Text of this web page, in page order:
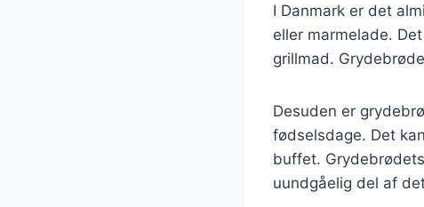
I Danmark er det
eller marmelade.
grillmad.
Desuden er
fødselsdage. Det
buffet.
uundgåelig del af